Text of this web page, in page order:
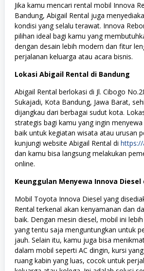
Jika kamu mencari rental mobil Innova
Bandung, Abigail Rental juga
kondisi yang selalu terawat. Innova
pilihan ideal bagi kamu yang
dengan desain lebih modern dan fitur
perjalanan keluarga atau acara bisnis.
Lokasi Abigail Rental di Bandung
Abigail Rental berlokasi di Jl. Cibogo
Sukajadi, Kota Bandung, Jawa Barat,
dijangkau dari berbagai sudut kota.
strategis bagi kamu yang ingin
baik untuk kegiatan wisata atau urusan
kunjungi website Abigail Rental di
dan kamu bisa langsung melakukan
online.
Keunggulan Menyewa Innova
Mobil Toyota Innova Diesel yang
Rental terkenal akan kenyamanan dan
baik. Dengan mesin diesel, mobil ini
yang tentu saja menguntungkan untuk
jauh. Selain itu, kamu juga bisa
dalam mobil seperti AC dingin, kursi
ruang kabin yang luas, cocok untuk